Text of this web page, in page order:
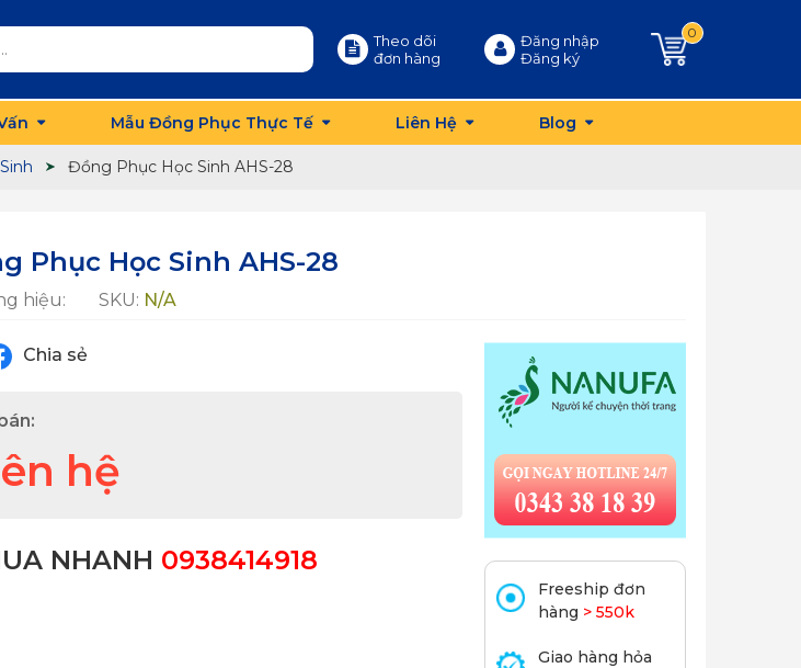
Theo dõi
đơn hàng
Đăng nhập
Đăng ký
0
Mẫu Đồng Phục Thực Tế Liên Hệ Blog
Đồng Phục Học Sinh AHS-28
Phục Học Sinh AHS-28
hiệu: SKU: N/A
Chia sẻ
hệ
NHANH 0938414918
Freeship đơn
hàng > 550k
Giao hàng hỏa